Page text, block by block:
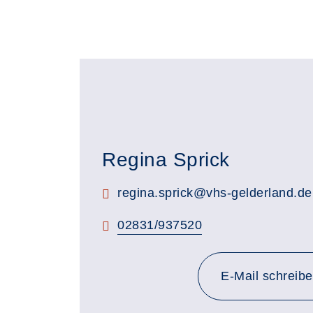
Regina Sprick
E-Mail:
regina.sprick@vhs-gelderland.de
Telefon:
02831/937520
E-Mail